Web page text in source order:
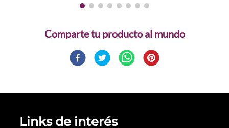
Comparte
Links de interés